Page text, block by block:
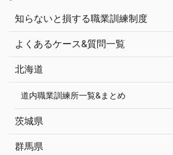
知らないと損する職業訓練制度
よくあるケース&質問一覧
北海道
道内職業訓練所一覧&まとめ
茨城県
群馬県